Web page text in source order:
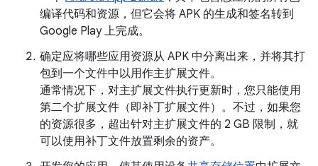
编译代码和资源，但它会将 APK 的生成和签名转到
Google Play 上完成。
确定应将哪些应用资源从 APK 中分离出来，并将其打
包到一个文件中以用作主扩展文件。
通常情况下，对主扩展文件执行更新时，您只能使用
第二个扩展文件（即补丁扩展文件）。不过，如果您
的资源很多，超出针对主扩展文件的 2 GB 限制，就
可以使用补丁文件放置剩余的资产。